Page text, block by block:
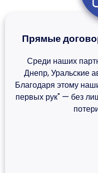
Прямые
Среди наших
Днепр, Уральские
Благодаря этому
первых рук" — без